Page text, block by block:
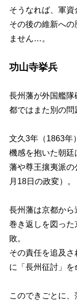
そうなれば、軍資
その後の維新へ
ません…。
功山寺挙兵
長州藩が外国艦
都ではまた別の問
文久3年（1863年
機感を抱いた朝廷
藩や尊王攘夷派
月18日の政変）。
長州藩は京都から
巻き返しを図っ
敗。
その責任を追及
に「長州征討」を
このできごとに